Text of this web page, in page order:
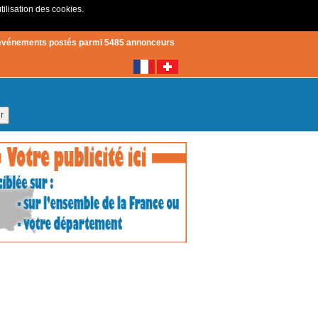
des cookies.Créer un compte
postés parmi 5485 annonceurs